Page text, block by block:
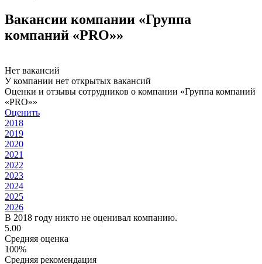
Вакансии компании «Группа
компаний «PRO»»
Нет вакансий
У компании нет открытых вакансий
Оценки и отзывы сотрудников о компании «Группа компаний
«PRO»»
Оценить
2018
2019
2020
2021
2022
2023
2024
2025
2026
В 2018 году никто не оценивал компанию.
5.00
Средняя оценка
100%
Средняя рекомендация